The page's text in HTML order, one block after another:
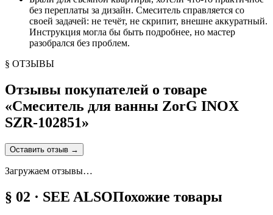
без переплаты за дизайн. Смеситель справляется со
своей задачей: не течёт, не скрипит, внешне аккуратный.
Инструкция могла бы быть подробнее, но мастер
разобрался без проблем.
§ ОТЗЫВЫ
Отзывы покупателей о товаре
«Смеситель для ванны ZorG INOX
SZR-102851»
Оставить отзыв →
Загружаем отзывы…
§ 02 · SEE ALSOПохожие товары